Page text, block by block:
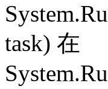
task) 在